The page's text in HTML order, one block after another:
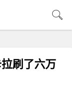
刷了六万